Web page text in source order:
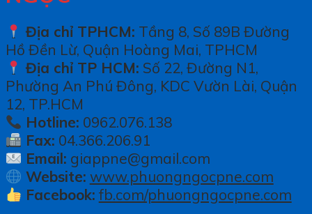
Địa chỉ TPHCM: Tầng 8, Số 89B Đường
Hồ Đền Lừ, Quận Hoàng Mai, TPHCM
Địa chỉ TP HCM: Số 22, Đường N1,
Phường An Phú Đông, KDC Vườn Lài, Quận
12, TP.HCM
Hotline: 0962.076.138
Fax: 04.366.206.91
Email: giappne@gmail.com
Website: www.phuongngocpne.com
Facebook: fb.com/phuongngocpne.com